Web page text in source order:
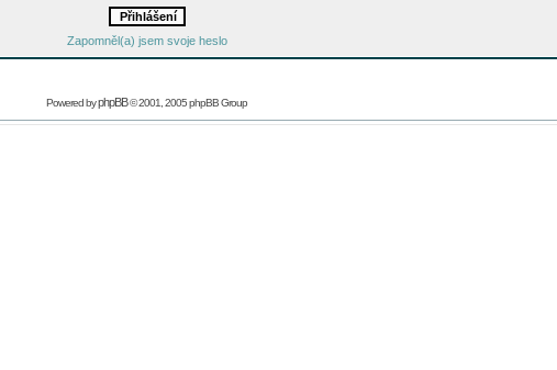
Zapomněl(a) jsem svoje heslo
Powered byphpBB© 2001, 2005 phpBB Group